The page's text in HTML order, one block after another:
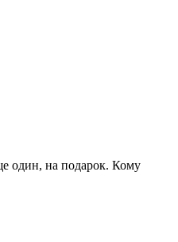
один, на подарок. Кому